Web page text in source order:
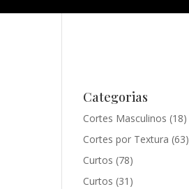
Categorias
Cortes Masculinos (18)
Cortes por Textura (63)
Curtos (78)
Curtos (31)